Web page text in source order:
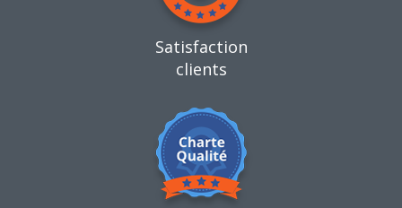
Satisfaction
clients